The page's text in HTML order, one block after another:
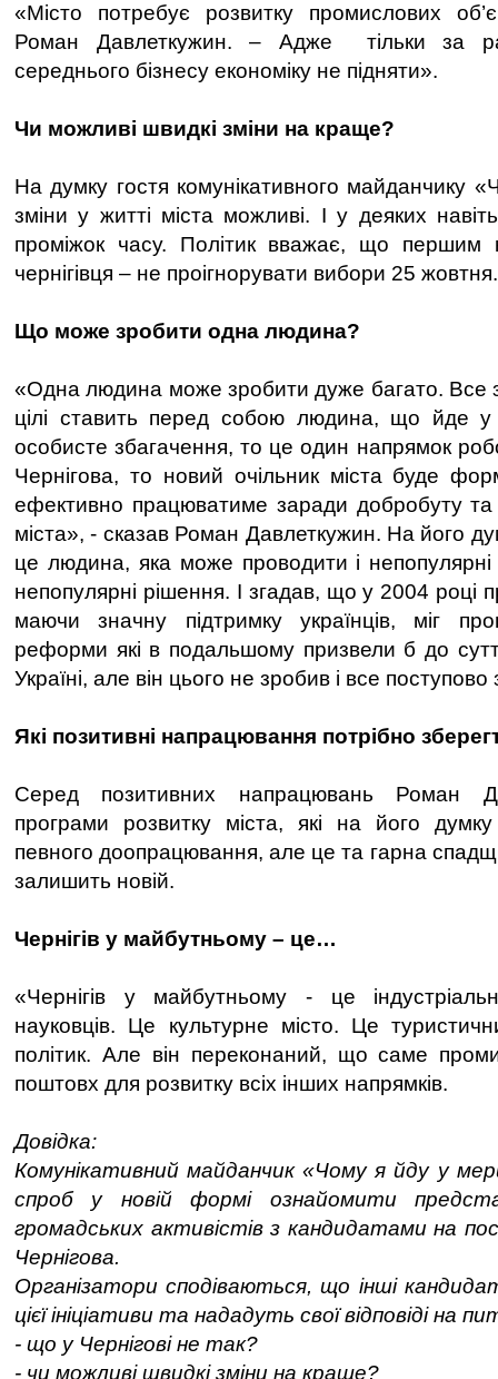
«Місто потребує розвитку промислових
Роман Давлеткужин. – Адже тільки за
середнього бізнесу економіку не підняти».
Чи можливі швидкі зміни на краще?
На думку гостя комунікативного майданчику
зміни у житті міста можливі. І у деяких
проміжок часу. Політик вважає, що першим
чернігівця – не проігнорувати вибори 25 жовтня.
Що може зробити одна людина?
«Одна людина може зробити дуже багато. Все
цілі ставить перед собою людина, що йде
особисте збагачення, то це один напрямок
Чернігова, то новий очільник міста буде
ефективно працюватиме заради добробуту та
міста», - сказав Роман Давлеткужин. На його
це людина, яка може проводити і
непопулярні рішення. І згадав, що у 2004
маючи значну підтримку українців, міг
реформи які в подальшому призвели б до
Україні, але він цього не зробив і все
Які позитивні напрацювання потрібно
Серед позитивних напрацювань Роман
програми розвитку міста, які на його
певного доопрацювання, але це та гарна
залишить новій.
Чернігів у майбутньому – це…
«Чернігів у майбутньому - це
науковців. Це культурне місто. Це
політик. Але він переконаний, що саме
поштовх для розвитку всіх інших напрямків.
Довідка:
Комунікативний майданчик «Чому я йду у
спроб у новій формі ознайомити
громадських активістів з кандидатами на
Чернігова.
Організатори сподіваються, що інші
цієї ініціативи та нададуть свої відповіді на
- що у Чернігові не так?
- чи можливі швидкі зміни на краще?